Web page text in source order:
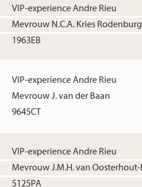
VIP-experience Andre Rieu
Mevrouw N.C.A. Kries Rodenburg
1963EB
VIP-experience Andre Rieu
Mevrouw J. van der Baan
9645CT
VIP-experience Andre Rieu
5125PA